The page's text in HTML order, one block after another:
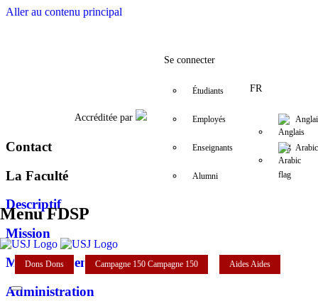
Aller au contenu principalFacebook
Accréditée par
Se connecter
Étudiants
Employés
Enseignants
Alumni
FR
Arabic
Menu FDSP
Dons Dons Campagne 150 Campagne 150 AidesAides
Contact
La Faculté
Descriptif
Mission
Mot du doyen
Administration